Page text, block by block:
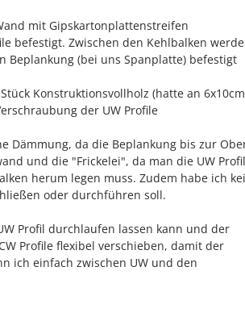
mit Gipskartonplattenstreifen
befestigt. Zwischen den Kehlbalken
Beplankung (bei uns Spanplatte) befestigt
Konstruktionsvollholz (hatte an 6x10cm
der UW Profile
Dämmung, da die Beplankung bis zur
und die "Frickelei", da man die UW
herum legen muss. Zudem habe ich
oder durchführen soll.
Profil durchlaufen lassen kann und der
Profile flexibel verschieben, damit der
ich einfach zwischen UW und den